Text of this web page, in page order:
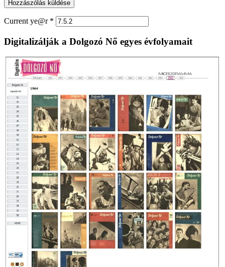
Current ye@r *
Digitalizálják a Dolgozó Nő egyes évfolyamait